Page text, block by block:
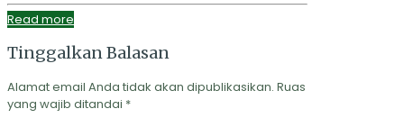
Read more
Tinggalkan Balasan
Alamat email Anda tidak akan dipublikasikan. Ruas
yang wajib ditandai *